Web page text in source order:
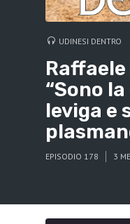
UDINESI DENTRO
“Sono
leviga e
EPISODIO 178 3